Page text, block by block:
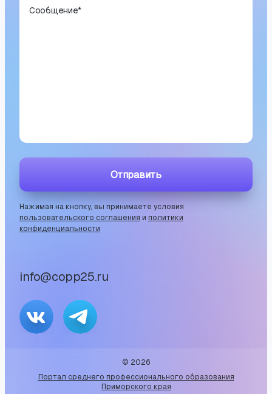
info@copp25.ru
Сообщение*
Отправить
Нажимая на кнопку, вы принимаете условия
пользовательского соглашения и политики
конфиденциальности
© 2026
Портал среднего профессионального образования
Приморского края